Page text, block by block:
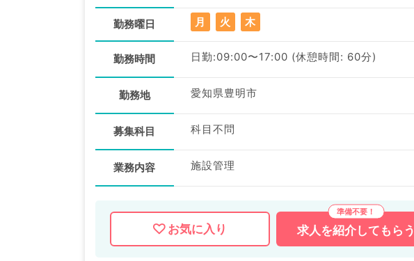
勤務曜日 月 火 木
勤務時間 日勤:09:00〜17:00 (休憩時間: 60分)
勤務地 愛知県豊明市
募集科目 科目不問
業務内容 施設管理
お気に入り 求人を紹介してもらう